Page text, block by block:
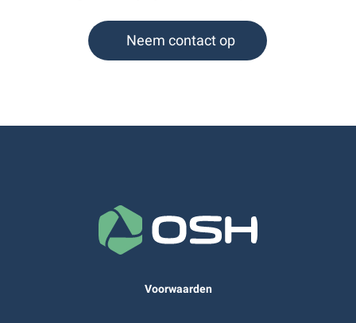
Neem contact op
Voorwaarden